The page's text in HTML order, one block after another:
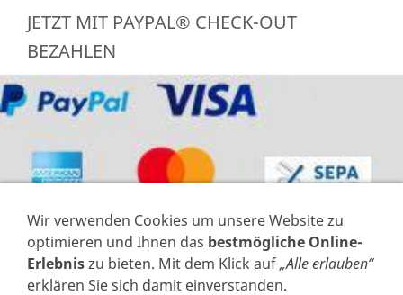
JETZT MIT PAYPAL® CHECK-OUT
BEZAHLEN
Wir verwenden Cookies um unsere Website zu
optimieren und Ihnen das bestmögliche Online-
Erlebniszu bieten. Mit dem Klick auf„Alle erlauben“
erklären Sie sich damit einverstanden.